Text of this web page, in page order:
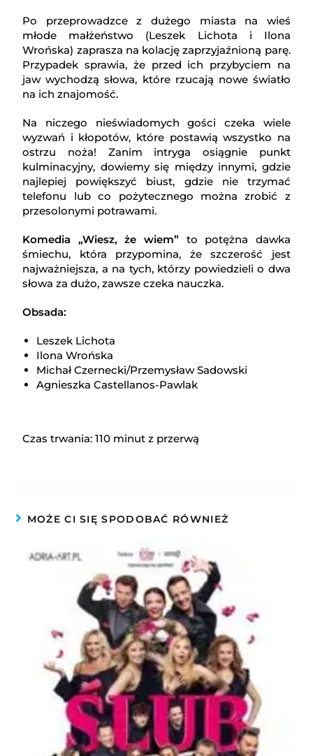
Po przeprowadzce z dużego miasta na wieś
młode małżeństwo (Leszek Lichota i Ilona
Wrońska) zaprasza na kolację zaprzyjaźnioną parę.
Przypadek sprawia, że przed ich przybyciem na
jaw wychodzą słowa, które rzucają nowe światło
na ich znajomość.
Na niczego nieświadomych gości czeka wiele
wyzwań i kłopotów, które postawią wszystko na
ostrzu noża! Zanim intryga osiągnie punkt
kulminacyjny, dowiemy się między innymi, gdzie
najlepiej powiększyć biust, gdzie nie trzymać
telefonu lub co pożytecznego można zrobić z
przesolonymi potrawami.
Komedia „Wiesz, że wiem” to potężna dawka
śmiechu, która przypomina, że szczerość jest
najważniejsza, a na tych, którzy powiedzieli o dwa
słowa za dużo, zawsze czeka nauczka.
Obsada:
Leszek Lichota
Ilona Wrońska
Michał Czernecki/Przemysław Sadowski
Agnieszka Castellanos-Pawlak
Czas trwania: 110 minut z przerwą
MOŻE CI SIĘ SPODOBAĆ RÓWNIEŻ